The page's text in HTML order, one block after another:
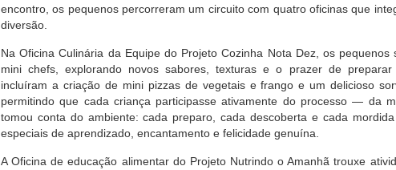
encontro, os pequenos percorreram um circuito com quatro oficinas que
diversão.
Na Oficina Culinária da Equipe do Projeto Cozinha Nota Dez, os
mini chefs, explorando novos sabores, texturas e o prazer de
incluíram a criação de mini pizzas de vegetais e frango e um delicioso
permitindo que cada criança participasse ativamente do processo — da
tomou conta do ambiente: cada preparo, cada descoberta e cada
especiais de aprendizado, encantamento e felicidade genuína.
A Oficina de educação alimentar do Projeto Nutrindo o Amanhã trouxe